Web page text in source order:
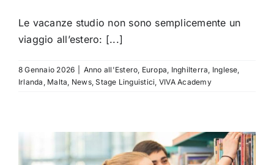
Le vacanze studio non sono semplicemente un
viaggio all’estero: [...]
8 Gennaio 2026 Anno all'Estero Europa Inghilterra Inglese
Irlanda Malta News,Stage Linguistici VIVA Academy